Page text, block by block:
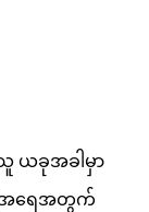
ယခုအခါမှာ
ည်အရေအတွက်